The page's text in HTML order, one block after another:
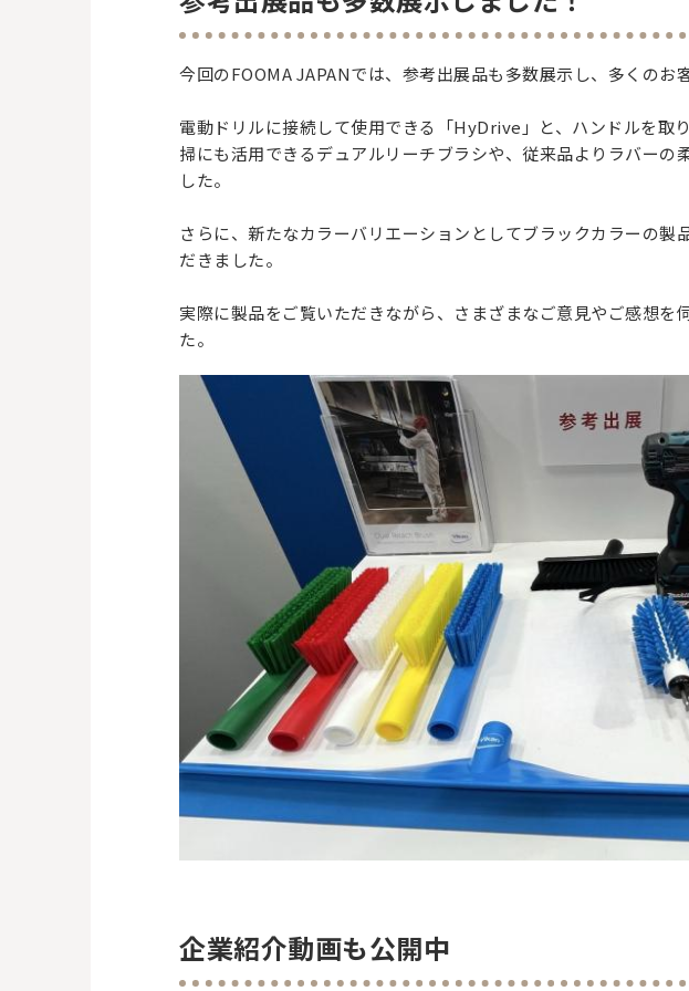
今回のFOOMA JAPANでは、参考出展品も多数展示し、多くのお
電動ドリルに接続して使用できる「HyDrive」と、ハンドルを取
掃にも活用できるデュアルリーチブラシや、従来品よりラバーの
した。
さらに、新たなカラーバリエーションとしてブラックカラーの
だきました。
実際に製品をご覧いただきながら、さまざまなご意見やご感想を
た。
企業紹介動画も公開中